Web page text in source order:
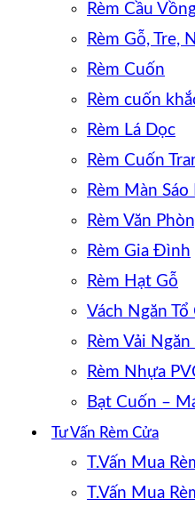
Rèm Cầu
Rèm Gỗ, Tre,
Rèm Cuốn
Rèm cuốn
Rèm Lá Dọc
Rèm Cuốn
Rèm Màn
Rèm Văn
Rèm Gia Đình
Rèm Hạt Gỗ
Vách Ngăn
Rèm Vải Ngăn
Rèm Nhựa
Bạt Cuốn –
Tư Vấn Rèm Cửa
T.Vấn Mua
T.Vấn Mua